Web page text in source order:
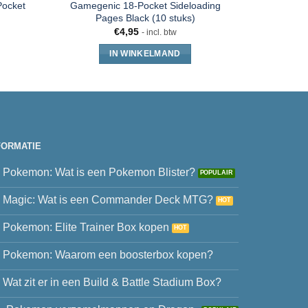
Gamegenic 18-Pocket Sideloading
Pages Black (10 stuks)
€4,95 - incl. btw
IN WINKELMAND
Pokemon: Wat is een Pokemon Blister?
Magic: Wat is een Commander Deck MTG?
Pokemon: Elite Trainer Box kopen
Pokemon: Waarom een boosterbox kopen?
Wat zit er in een Build & Battle Stadium Box?